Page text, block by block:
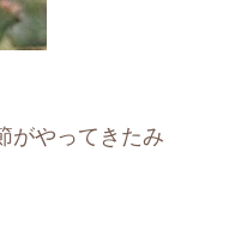
がやってきたみ